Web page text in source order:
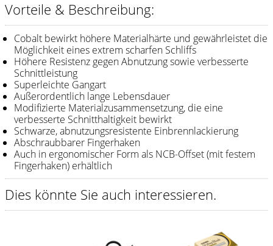
Bürsten
Y.S. Park
Werkzeugtaschen
e-kwip
Joewell
Shampoo
Aromase Salon-Pro
Equipment
(Haarschere 6,0”) Art.Nr.: 0058
Vorteile & Beschreibung:
Cobalt bewirkt höhere Materialhärte und gewährleistet die
Möglichkeit eines extrem scharfen Schliffs
Höhere Resistenz gegen Abnutzung sowie verbesserte
Schnittleistung
Superleichte Gangart
Außerordentlich lange Lebensdauer
Modifizierte Materialzusammensetzung, die eine
verbesserte Schnitthaltigkeit bewirkt
Schwarze, abnutzungsresistente Einbrennlackierung
Abschraubbarer Fingerhaken
Auch in ergonomischer Form als NCB-Offset (mit festem
Fingerhaken) erhältlich
Dies könnte Sie auch interessieren.